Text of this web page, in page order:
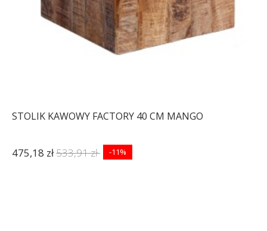
STOLIK KAWOWY FACTORY 40 CM MANGO
475,18 zł533,91 zł -11%